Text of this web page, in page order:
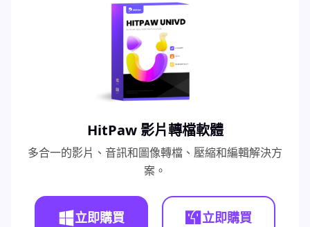
HitPaw 影片轉檔軟體
多合一的影片、音訊和圖像轉檔、壓縮和編輯解決方
案。
立即購買 立即購買